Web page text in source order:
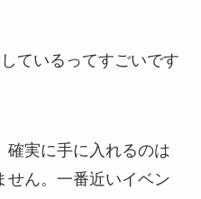
ているってすごいです
確実に手に入れるのは
せん。一番近いイベン